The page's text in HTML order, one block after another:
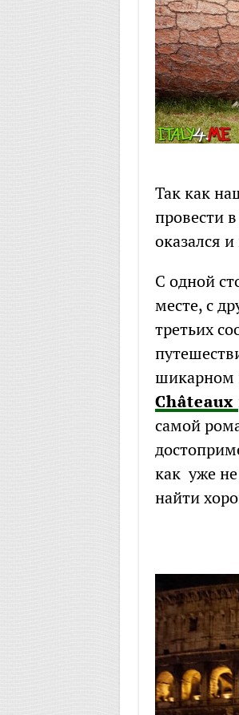
Так как
провести
оказался
С одной
месте, с
третьих
шикарном
Châteaux
самой
как уже
найти